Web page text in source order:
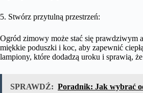
5. Stwórz przytulną przestrzeń:
Ogród zimowy może stać się prawdziwym
miękkie poduszki i koc, aby zapewnić
lampiony, które dodadzą uroku i sprawią,
SPRAWDŹ: Poradnik: Jak wybrać